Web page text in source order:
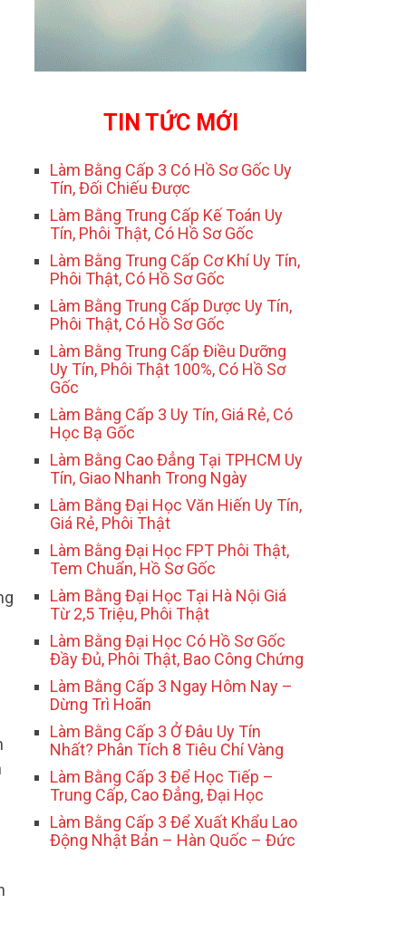
TIN TỨC MỚI
Làm Bằng Cấp 3 Có Hồ Sơ Gốc Uy
Tín, Đối Chiếu Được
Làm Bằng Trung Cấp Kế Toán Uy
Tín, Phôi Thật, Có Hồ Sơ Gốc
Làm Bằng Trung Cấp Cơ Khí Uy Tín,
Phôi Thật, Có Hồ Sơ Gốc
Làm Bằng Trung Cấp Dược Uy Tín,
Phôi Thật, Có Hồ Sơ Gốc
Làm Bằng Trung Cấp Điều Dưỡng
Uy Tín, Phôi Thật 100%, Có Hồ Sơ
Gốc
Làm Bằng Cấp 3 Uy Tín, Giá Rẻ, Có
Học Bạ Gốc
Làm Bằng Cao Đẳng Tại TPHCM Uy
Tín, Giao Nhanh Trong Ngày
Làm Bằng Đại Học Văn Hiến Uy Tín,
Giá Rẻ, Phôi Thật
Làm Bằng Đại Học FPT Phôi Thật,
Tem Chuẩn, Hồ Sơ Gốc
Làm Bằng Đại Học Tại Hà Nội Giá
Từ 2,5 Triệu, Phôi Thật
Làm Bằng Đại Học Có Hồ Sơ Gốc
Đầy Đủ, Phôi Thật, Bao Công Chứng
Làm Bằng Cấp 3 Ngay Hôm Nay –
Dừng Trì Hoãn
Làm Bằng Cấp 3 Ở Đâu Uy Tín
Nhất? Phân Tích 8 Tiêu Chí Vàng
Làm Bằng Cấp 3 Để Học Tiếp –
Trung Cấp, Cao Đẳng, Đại Học
Làm Bằng Cấp 3 Để Xuất Khẩu Lao
Động Nhật Bản – Hàn Quốc – Đức